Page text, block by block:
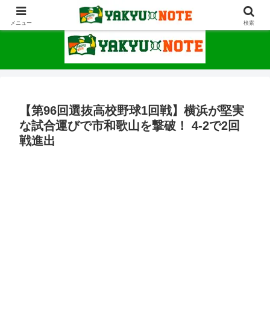
野球が上手くなるための情報サイト
【第96回選抜高校野球1回戦】横浜が堅実
な試合運びで市和歌山を撃破！ 4-2で2回
戦進出
メニュー 検索